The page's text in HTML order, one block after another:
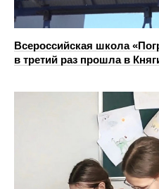
Всероссийская школа
в третий раз прошла в